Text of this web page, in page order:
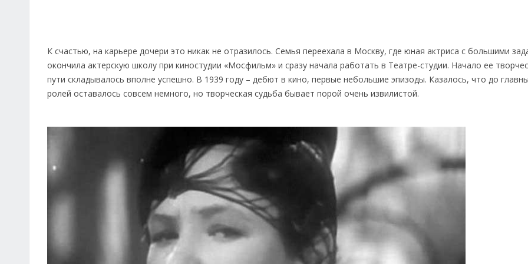
К счастью, на карьере дочери это никак не отразилось. Семья переехала в Москву, где юная актриса с большими
окончила актерскую школу при киностудии «Мосфильм» и сразу начала работать в Театре-студии. Начало ее
пути складывалось вполне успешно. В 1939 году – дебют в кино, первые небольшие эпизоды. Казалось, что до
ролей оставалось совсем немного, но творческая судьба бывает порой очень извилистой.